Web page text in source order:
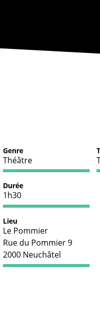
Genre
Théâtre
Durée
1h30
Lieu
Le Pommier
Rue du Pommier 9
2000 Neuchâtel